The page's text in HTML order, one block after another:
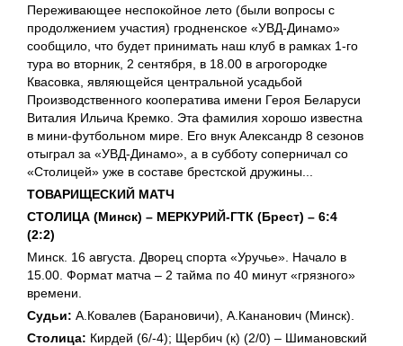
Переживающее неспокойное лето (были вопросы с
продолжением участия) гродненское «УВД-Динамо»
сообщило, что будет принимать наш клуб в рамках 1-го
тура во вторник, 2 сентября, в 18.00 в агрогородке
Квасовка, являющейся центральной усадьбой
Производственного кооператива имени Героя Беларуси
Виталия Ильича Кремко. Эта фамилия хорошо известна
в мини-футбольном мире. Его внук Александр 8 сезонов
отыграл за «УВД-Динамо», а в субботу соперничал со
«Столицей» уже в составе брестской дружины...
ТОВАРИЩЕСКИЙ МАТЧ
СТОЛИЦА (Минск) – МЕРКУРИЙ-ГТК (Брест) – 6:4
(2:2)
Минск. 16 августа. Дворец спорта «Уручье». Начало в
15.00. Формат матча – 2 тайма по 40 минут «грязного»
времени.
Судьи: А.Ковалев (Барановичи), А.Кананович (Минск).
Столица: Кирдей (6/-4); Щербич (к) (2/0) – Шимановский